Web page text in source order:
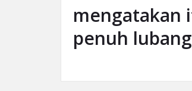
mengatakan
penuh lubang